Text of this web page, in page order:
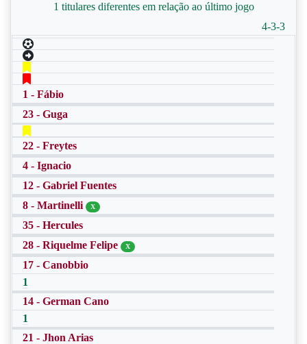
1 titulares diferentes em relação ao último jogo
4-3-3
1 - Fábio
23 - Guga
22 - Freytes
4 - Ignacio
12 - Gabriel Fuentes
8 - Martinelli
X
35 - Hercules
28 - Riquelme Felipe
X
17 - Canobbio
1
14 - German Cano
1
21 - Jhon Arias